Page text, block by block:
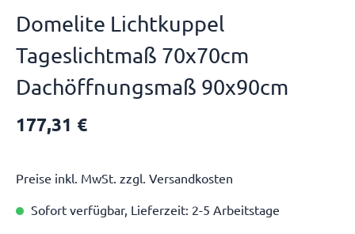
Domelite Lichtkuppel
Tageslichtmaß 70x70cm
Dachöffnungsmaß 90x90cm
177,31 €
Preise inkl. MwSt. zzgl. Versandkosten
Sofort verfügbar, Lieferzeit: 2-5 Arbeitstage